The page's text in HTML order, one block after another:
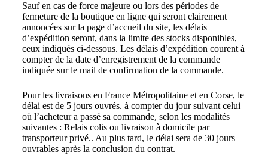
Sauf en cas de force majeure ou lors des périodes de
fermeture de la boutique en ligne qui seront clairement
annoncées sur la page d’accueil du site, les délais
d’expédition seront, dans la limite des stocks disponibles,
ceux indiqués ci-dessous. Les délais d’expédition courent à
compter de la date d’enregistrement de la commande
indiquée sur le mail de confirmation de la commande.
Pour les livraisons en France Métropolitaine et en Corse, le
délai est de 5 jours ouvrés. à compter du jour suivant celui
où l’acheteur a passé sa commande, selon les modalités
suivantes : Relais colis ou livraison à domicile par
transporteur privé.. Au plus tard, le délai sera de 30 jours
ouvrables après la conclusion du contrat.